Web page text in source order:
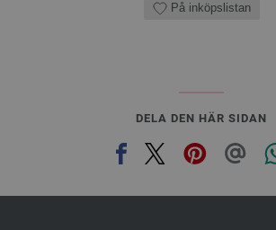
På inköpslistan
DELA DEN HÄR SIDAN